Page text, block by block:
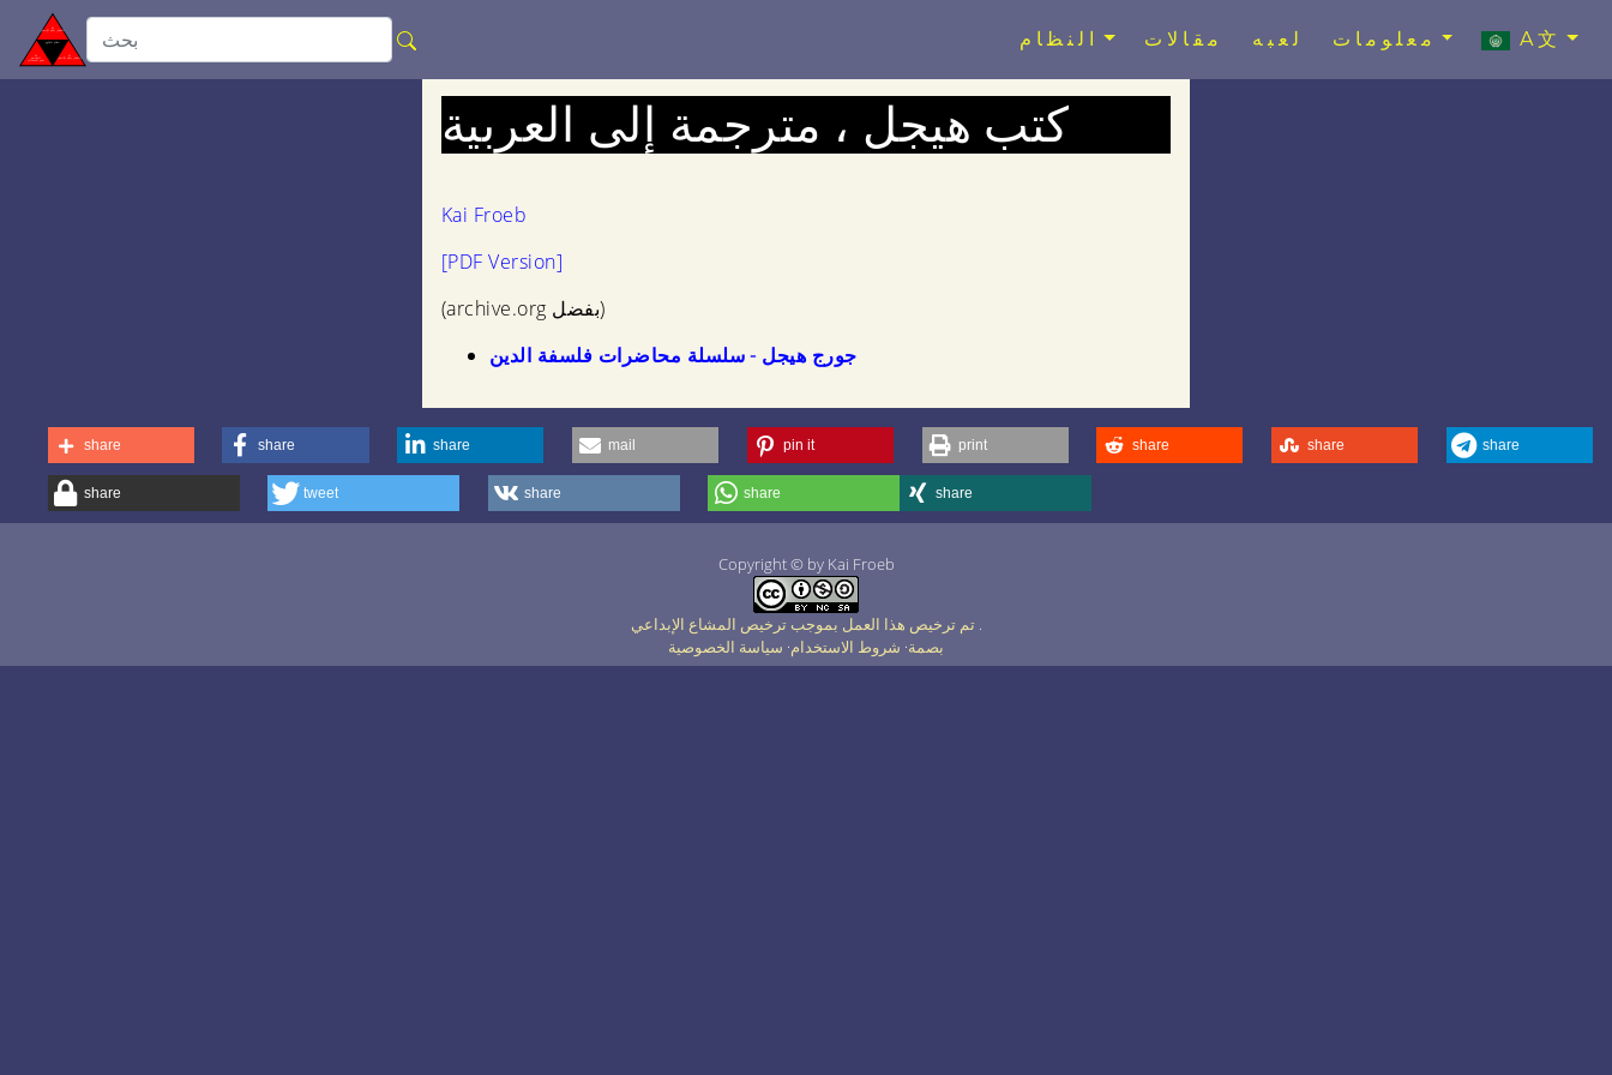
النظام مقالات لعبه معلومات A文
كتب هيجل ، مترجمة إلى العربية
Kai Froeb
[PDF Version]
(archive.org بفضل)
جورج هيجل - سلسلة محاضرات فلسفة الدين
share share share mail pin it print share share share
share tweet share share share
Copyright © by Kai Froeb
.
بصمة شروط الاستخدام سياسة الخصوصية